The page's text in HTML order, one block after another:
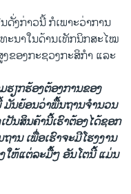
ງກ່າວນີ້ ກໍເພາະວ່າການ
ະນາໃນດ້ານເທັກນິກສະໄໝ
ຂອງກະຊວງກະສິກໍາ ແລະ
ຮຽກຮ້ອງຕ້ອງການຂອງ
ມັນຍ້ອນວ່າພື້ນຖານຈໍານວນ
ປັນສິນຄ້ານີ້ເຮົາຕ້ອງໄດ້ຊອກ
ຖານ ເພື່ອເຮົາຈະມີໂຮງງານ
ໃຫ້ແຕ່ລະມື້ໆອັນໂຕນີ້ ແມ່ນ